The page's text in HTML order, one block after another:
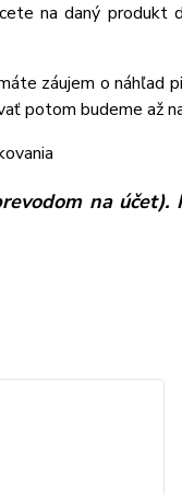
na daný produkt
záujem o náhľad
potom budeme až
na